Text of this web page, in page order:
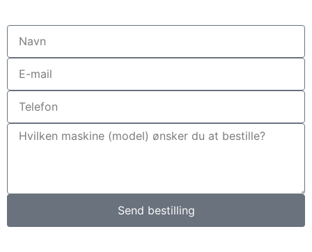
Send bestilling